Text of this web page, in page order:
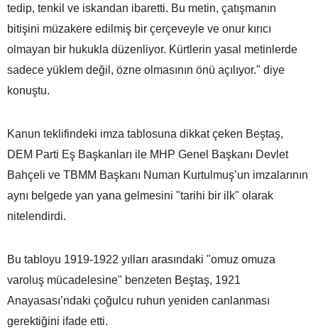
tedip, tenkil ve iskandan ibaretti. Bu metin, çatışmanın
bitişini müzakere edilmiş bir çerçeveyle ve onur kırıcı
olmayan bir hukukla düzenliyor. Kürtlerin yasal metinlerde
sadece yüklem değil, özne olmasının önü açılıyor." diye
konuştu.
Kanun teklifindeki imza tablosuna dikkat çeken Beştaş,
DEM Parti Eş Başkanları ile MHP Genel Başkanı Devlet
Bahçeli ve TBMM Başkanı Numan Kurtulmuş’un imzalarının
aynı belgede yan yana gelmesini "tarihi bir ilk" olarak
nitelendirdi.
Bu tabloyu 1919-1922 yılları arasındaki "omuz omuza
varoluş mücadelesine" benzeten Beştaş, 1921
Anayasası’ndaki çoğulcu ruhun yeniden canlanması
gerektiğini ifade etti.